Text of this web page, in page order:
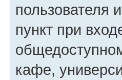
пользователя
пункт при
кафе,